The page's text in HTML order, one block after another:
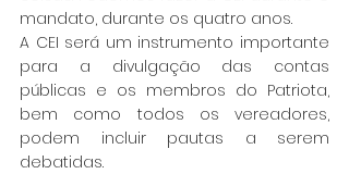
mandato, durante os quatro anos.
A CEI será um instrumento importante
para a divulgação das contas
públicas e os membros do Patriota,
bem como todos os vereadores,
podem incluir pautas a serem
debatidas.